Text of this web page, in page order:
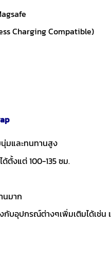
Charging Compatible)
มและทนทานสูง
ตั้งแต่ 100-135 ซม.
นมาก
กับอุปกรณ์ต่างๆเพิ่มเติมได้เช่